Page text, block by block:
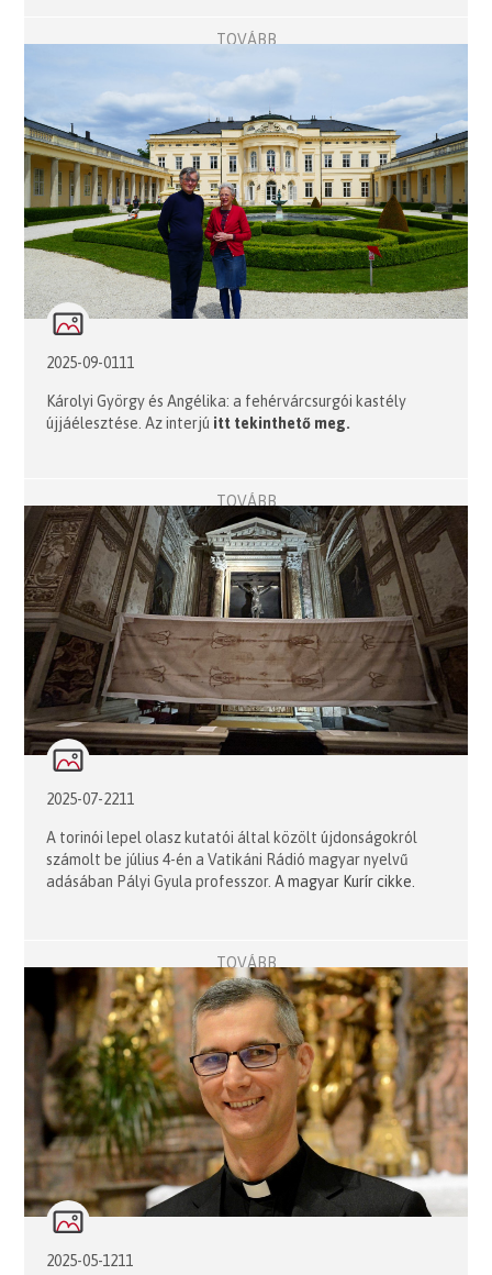
TOVÁBB
2025-09-0111
Károlyi György és Angélika: a fehérvárcsurgói kastély
újjáélesztése. Az interjú itt tekinthető meg.
TOVÁBB
2025-07-2211
A torinói lepel olasz kutatói által közölt újdonságokról
számolt be július 4-én a Vatikáni Rádió magyar nyelvű
adásában Pályi Gyula professzor.A magyar Kurír cikke.
TOVÁBB
2025-05-1211